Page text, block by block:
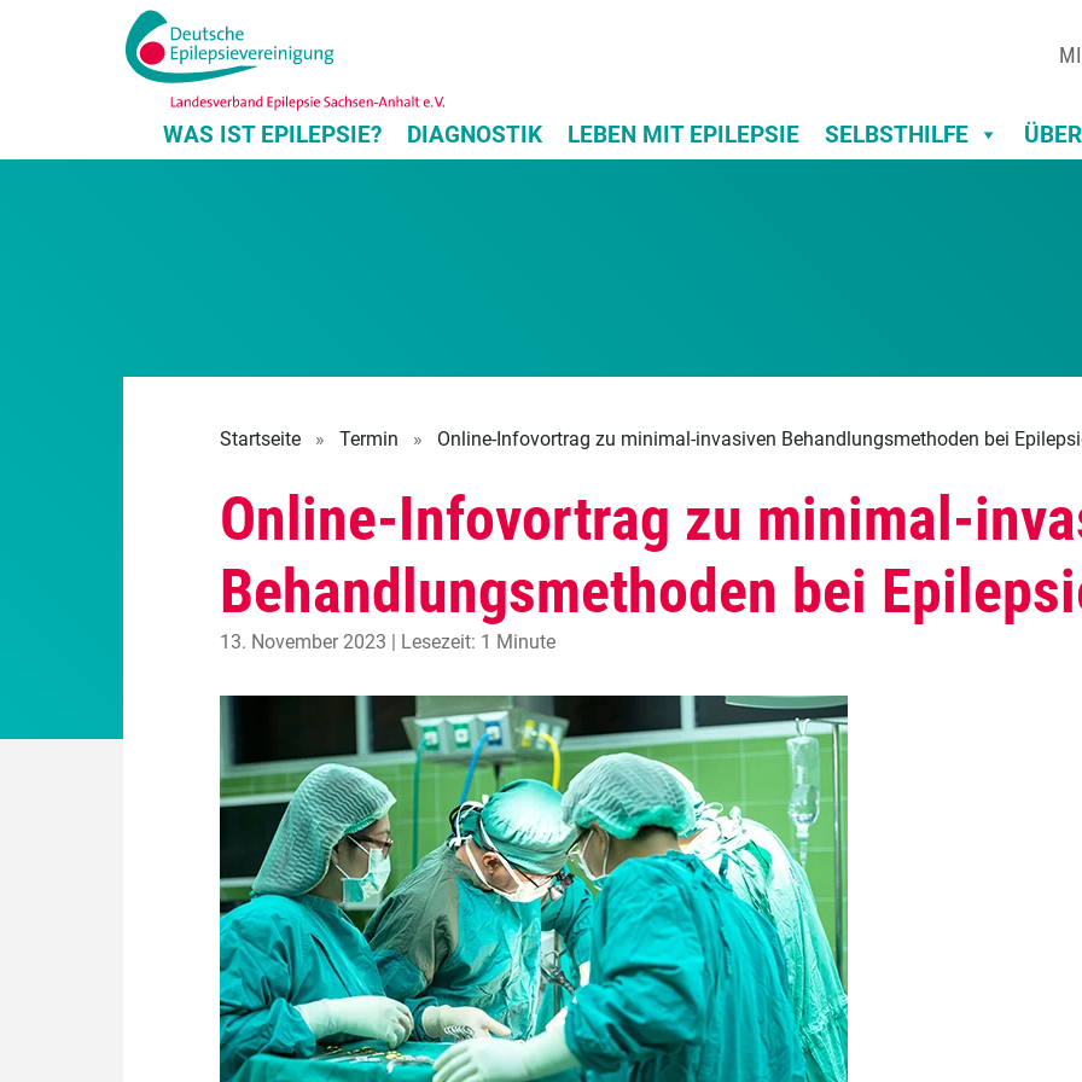
WAS IST EPILEPSIE? DIAGNOSTIK LEBEN MIT EPILEPSIE SELBSTHILFE
Startseite » Termin » Online-Infovortrag zu minimal-invasiven Behandlungsmethoden bei
Online-Infovortrag zu minimal-
Behandlungsmethoden bei
13. November 2023 | Lesezeit: 1 Minute